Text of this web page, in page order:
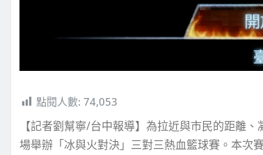
點閱人數: 74,053
【記者劉幫寧/台中報導】為拉近與市民的距離
場舉辦「冰與火對決」三對三熱血籃球賽。本次